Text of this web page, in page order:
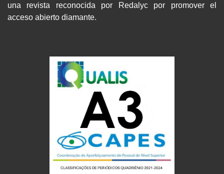
una revista reconocida por Redalyc por promover el
acceso abierto diamante.